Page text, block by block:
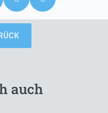
auch